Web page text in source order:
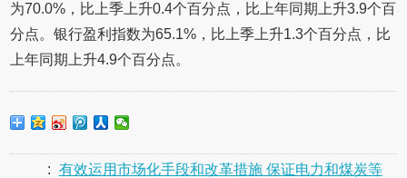
为70.0%，比上季上升0.4个百分点，比上年同期上升3.9个百
分点。银行盈利指数为65.1%，比上季上升1.3个百分点，比
上年同期上升4.9个百分点。
: 有效运用市场化手段和改革措施 保证电力和煤炭等